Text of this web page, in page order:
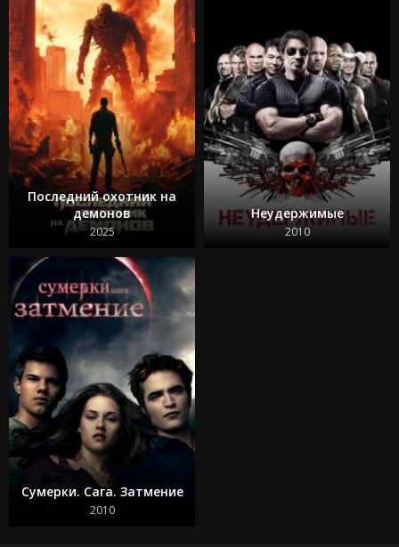
Последний охотник на
демонов
2025
Неудержимые
2010
Сумерки. Сага. Затмение
2010